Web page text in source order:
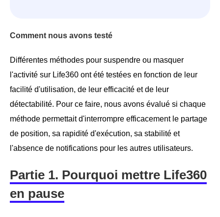
Comment nous avons testé
Différentes méthodes pour suspendre ou masquer
l'activité sur Life360 ont été testées en fonction de leur
facilité d'utilisation, de leur efficacité et de leur
détectabilité. Pour ce faire, nous avons évalué si chaque
méthode permettait d'interrompre efficacement le partage
de position, sa rapidité d'exécution, sa stabilité et
l'absence de notifications pour les autres utilisateurs.
Partie 1. Pourquoi mettre Life360
en pause